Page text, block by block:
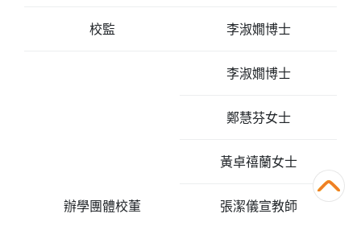
校監 李淑嫺博士
辦學團體校董
李淑嫺博士
鄭慧芬女士
黃卓禧蘭女士
張潔儀宣教師